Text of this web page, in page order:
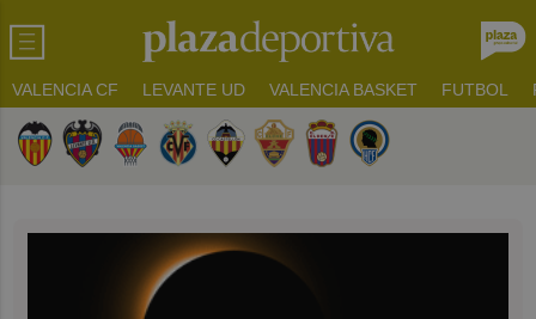
VALENCIA CF LEVANTE UD VALENCIA BASKET FUTBOL